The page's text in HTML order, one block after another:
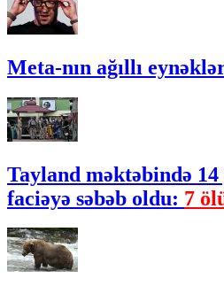
Meta-nın ağıllı
Tayland məktəbində 14
faciəyə səbəb oldu: 7